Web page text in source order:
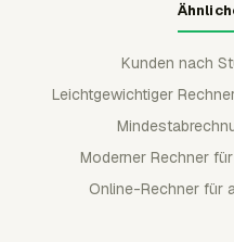
Kunden nach
Leichtgewichtiger
Moderner Rechner
Online-Rechner für